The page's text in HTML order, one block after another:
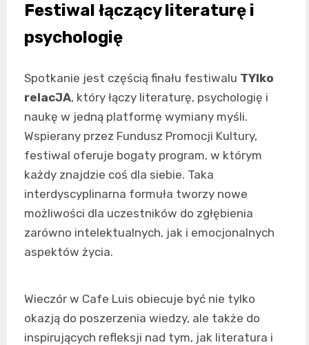
Festiwal łączący literaturę i
psychologię
Spotkanie jest częścią finału festiwalu TYlko
relacJA, który łączy literaturę, psychologię i
naukę w jedną platformę wymiany myśli.
Wspierany przez Fundusz Promocji Kultury,
festiwal oferuje bogaty program, w którym
każdy znajdzie coś dla siebie. Taka
interdyscyplinarna formuła tworzy nowe
możliwości dla uczestników do zgłębienia
zarówno intelektualnych, jak i emocjonalnych
aspektów życia.
Wieczór w Cafe Luis obiecuje być nie tylko
okazją do poszerzenia wiedzy, ale także do
inspirujących refleksji nad tym, jak literatura i